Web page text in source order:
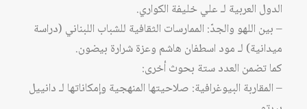
الدول العربية لـ علي خليفة الكواري.
– بين اللهو والجدّ: الممارسات الثقافية للشباب اللبناني (دراسة
ميدانية) لـ مود اسطفان هاشم وعزة شرارة بيضون.
كما تضمن العدد ستة بحوث أخرى:
– المقاربة البيوغرافية: صلاحيتها المنهجية وإمكاناتها لـ دانييل